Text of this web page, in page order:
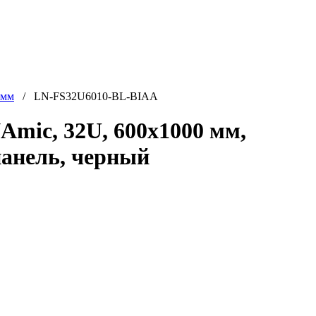
/ LN-FS32U6010-BL-BIAA
32U, 600x1000 мм,
черный